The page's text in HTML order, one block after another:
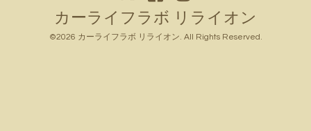
カーライフラボ リライオン
©2026 カーライフラボ リライオン. All Rights Reserved.